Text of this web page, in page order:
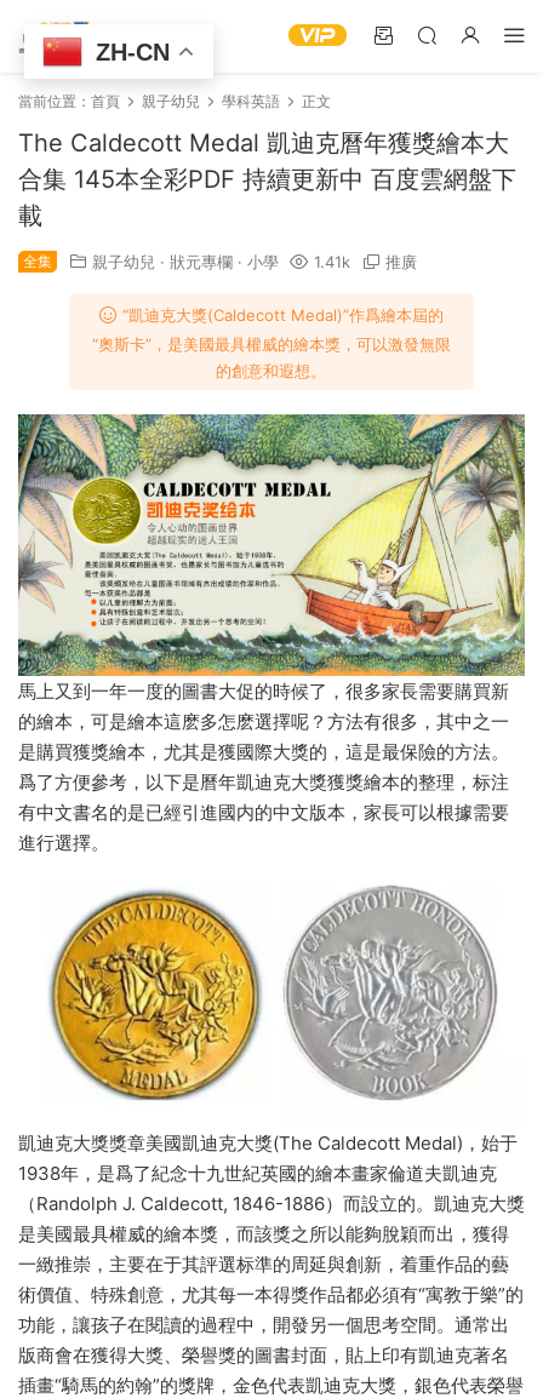
當前位置： 首頁 親子幼兒 學科英語 正文
The Caldecott Medal 凱迪克曆年獲獎繪本大
合集 145本全彩PDF 持續更新中 百度雲網盤下
載
全集 親子幼兒 · 狀元專欄 · 小學 1.41k 推廣
“凱迪克大獎(Caldecott Medal)”作爲繪本屆的
“奧斯卡”，是美國最具權威的繪本獎，可以激發無限
的創意和遐想。
馬上又到一年一度的圖書大促的時候了，很多家長需要購買新
的繪本，可是繪本這麽多怎麽選擇呢？方法有很多，其中之一
是購買獲獎繪本，尤其是獲國際大獎的，這是最保險的方法。
爲了方便參考，以下是曆年凱迪克大獎獲獎繪本的整理，标注
有中文書名的是已經引進國内的中文版本，家長可以根據需要
進行選擇。
凱迪克大獎獎章美國凱迪克大獎(The Caldecott Medal)，始于
1938年，是爲了紀念十九世紀英國的繪本畫家倫道夫凱迪克
（Randolph J. Caldecott, 1846-1886）而設立的。凱迪克大獎
是美國最具權威的繪本獎，而該獎之所以能夠脫穎而出，獲得
一緻推崇，主要在于其評選标準的周延與創新，着重作品的藝
術價值、特殊創意，尤其每一本得獎作品都必須有“寓教于樂”的
功能，讓孩子在閱讀的過程中，開發另一個思考空間。通常出
版商會在獲得大獎、榮譽獎的圖書封面，貼上印有凱迪克著名
插畫“騎馬的約翰”的獎牌，金色代表凱迪克大獎，銀色代表榮譽
ZH-CN